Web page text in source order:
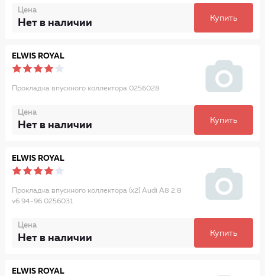
Цена
Нет в наличии Купить
ELWIS ROYAL
Прокладка впускного коллектора 0256028
Цена
Нет в наличии Купить
ELWIS ROYAL
Прокладка впускного коллектора (x2) Audi A8 2.8
v6 94-96 0256031
Цена
Нет в наличии Купить
ELWIS ROYAL